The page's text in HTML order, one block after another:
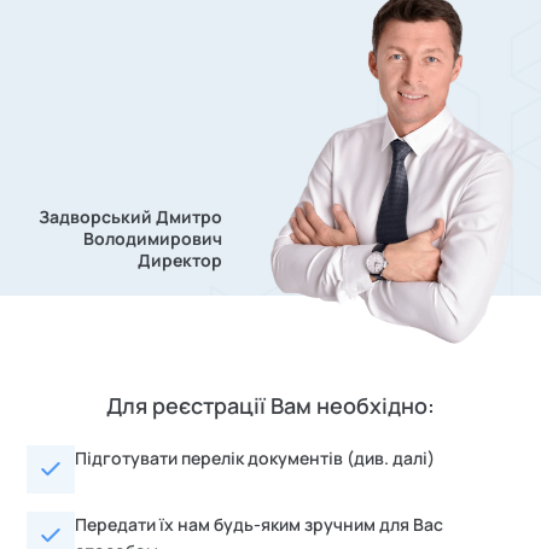
Задворський Дмитро
Володимирович
Директор
Для реєстрації Вам необхідно:
Підготувати перелік документів (див. далі)
Передати їх нам будь-яким зручним для Вас